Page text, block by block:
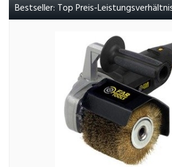
Bestseller: Top Preis-